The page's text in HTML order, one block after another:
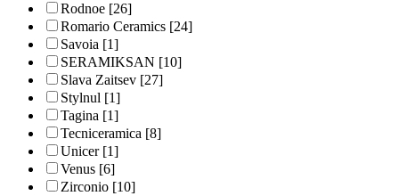
Rodnoe [26]
Romario Ceramics [24]
Savoia [1]
SERAMIKSAN [10]
Slava Zaitsev [27]
Stylnul [1]
Tagina [1]
Tecniceramica [8]
Unicer[1]
Venus [6]
Zirconio [10]